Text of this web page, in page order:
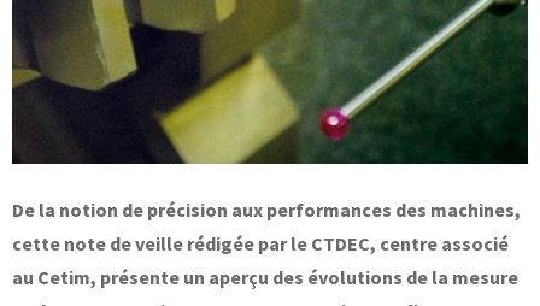
Base documentaire
TOUTES NOS SOLUTIONS ET PRESTATIONS
Essais – contrôles – mesures
Ingénierie produits / procédés
Conseil et Expertises
Témoignages Clients
NOS FORMATIONS CETIM ACADEMY®
Thématiques
Briques technologiques
Chaînes de valeur
Qualifiantes / certifiantes
De la notion de précision aux performances des machines,
cette note de veille rédigée par le CTDEC, centre associé
au Cetim, présente un aperçu des évolutions de la mesure